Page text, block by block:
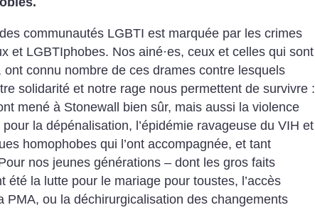
des communautés LGBTI est marquée par les crimes
et LGBTIphobes. Nos ainé·es, ceux et celles qui sont
ont connu nombre de ces drames contre lesquels
solidarité et notre rage nous permettent de survivre :
mené à Stonewall bien sûr, mais aussi la violence
la dépénalisation, l’épidémie ravageuse du VIH et
homophobes qui l’ont accompagnée, et tant
nos jeunes générations – dont les gros faits
été la lutte pour le mariage pour toustes, l’accès
PMA, ou la déchirurgicalisation des changements